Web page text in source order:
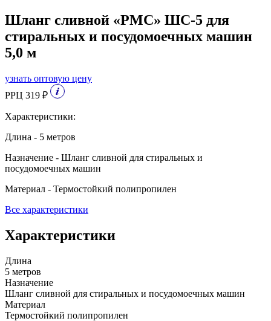
Шланг сливной «РМС» ШС-5 для
стиральных и посудомоечных машин
5,0 м
узнать оптовую цену
РРЦ 319 ₽
Характеристики:
Длина - 5 метров
Назначение - Шланг сливной для стиральных и
посудомоечных машин
Материал - Термостойкий полипропилен
Все характеристики
Характеристики
Длина
5 метров
Назначение
Шланг сливной для стиральных и посудомоечных машин
Материал
Термостойкий полипропилен